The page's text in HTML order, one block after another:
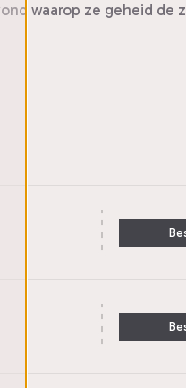
waarop ze geheid de